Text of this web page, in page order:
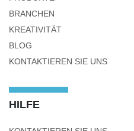
BRANCHEN
KREATIVITÄT
BLOG
KONTAKTIEREN SIE UNS
HILFE